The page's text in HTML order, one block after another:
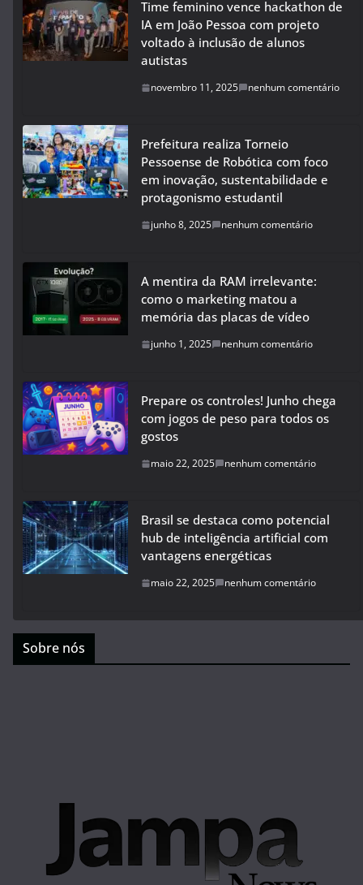
Time feminino vence hackathon de
IA em João Pessoa com projeto
voltado à inclusão de alunos
autistas
novembro 11, 2025 nenhum comentário
Prefeitura realiza Torneio
Pessoense de Robótica com foco
em inovação, sustentabilidade e
protagonismo estudantil
junho 8, 2025 nenhum comentário
A mentira da RAM irrelevante:
como o marketing matou a
memória das placas de vídeo
junho 1, 2025 nenhum comentário
Prepare os controles! Junho chega
com jogos de peso para todos os
gostos
maio 22, 2025 nenhum comentário
Brasil se destaca como potencial
hub de inteligência artificial com
vantagens energéticas
maio 22, 2025 nenhum comentário
Sobre nós